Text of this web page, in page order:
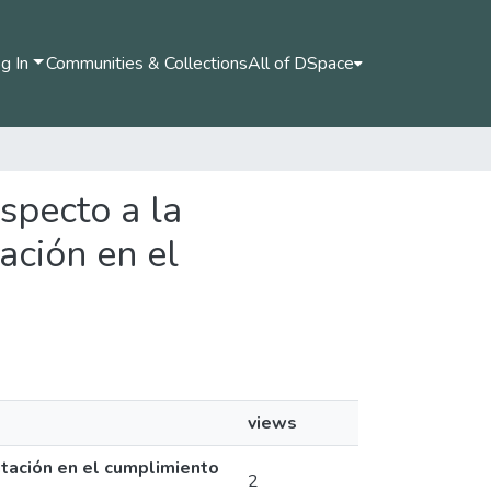
In Communities & CollectionsAll of DSpace
a la
en el
views
en el cumplimiento
2